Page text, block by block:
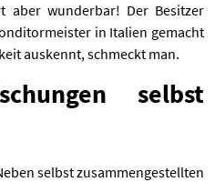
aber wunderbar! Der Besitzer
in Italien gemacht
auskennt, schmeckt man.
selbst
selbst zusammengestellten